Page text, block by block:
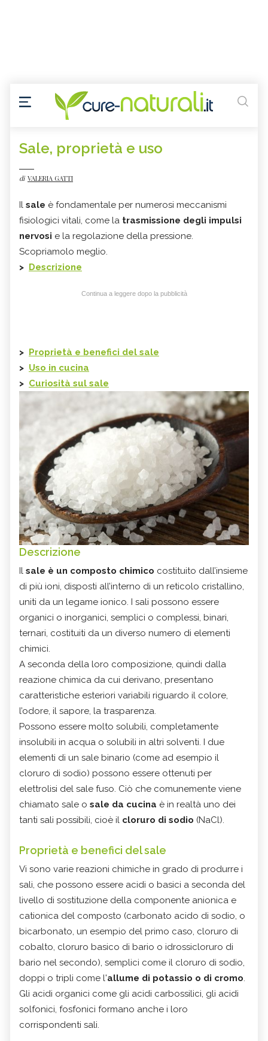
Sale, proprietà e uso
di VALERIA GATTI
Il sale è fondamentale per numerosi meccanismi
fisiologici vitali, come la trasmissione degli impulsi
nervosi e la regolazione della pressione.
Scopriamolo meglio.
> Descrizione
Continua a leggere dopo la pubblicità
> Proprietà e benefici del sale
> Uso in cucina
> Curiosità sul sale
Descrizione
Il sale è un composto chimico costituito dall’insieme
di più ioni, disposti all’interno di un reticolo cristallino,
uniti da un legame ionico. I sali possono essere
organici o inorganici, semplici o complessi, binari,
ternari, costituiti da un diverso numero di elementi
chimici.
A seconda della loro composizione, quindi dalla
reazione chimica da cui derivano, presentano
caratteristiche esteriori variabili riguardo il colore,
l’odore, il sapore, la trasparenza.
Possono essere molto solubili, completamente
insolubili in acqua o solubili in altri solventi. I due
elementi di un sale binario (come ad esempio il
cloruro di sodio) possono essere ottenuti per
elettrolisi del sale fuso. Ciò che comunemente viene
chiamato sale o sale da cucina è in realtà uno dei
tanti sali possibili, cioè il cloruro di sodio (NaCl).
Proprietà e benefici del sale
Vi sono varie reazioni chimiche in grado di produrre i
sali, che possono essere acidi o basici a seconda del
livello di sostituzione della componente anionica e
cationica del composto (carbonato acido di sodio, o
bicarbonato, un esempio del primo caso, cloruro di
cobalto, cloruro basico di bario o idrossicloruro di
bario nel secondo), semplici come il cloruro di sodio,
doppi o tripli come l'allume di potassio o di cromo.
Gli acidi organici come gli acidi carbossilici, gli acidi
solfonici, fosfonici formano anche i loro
corrispondenti sali.